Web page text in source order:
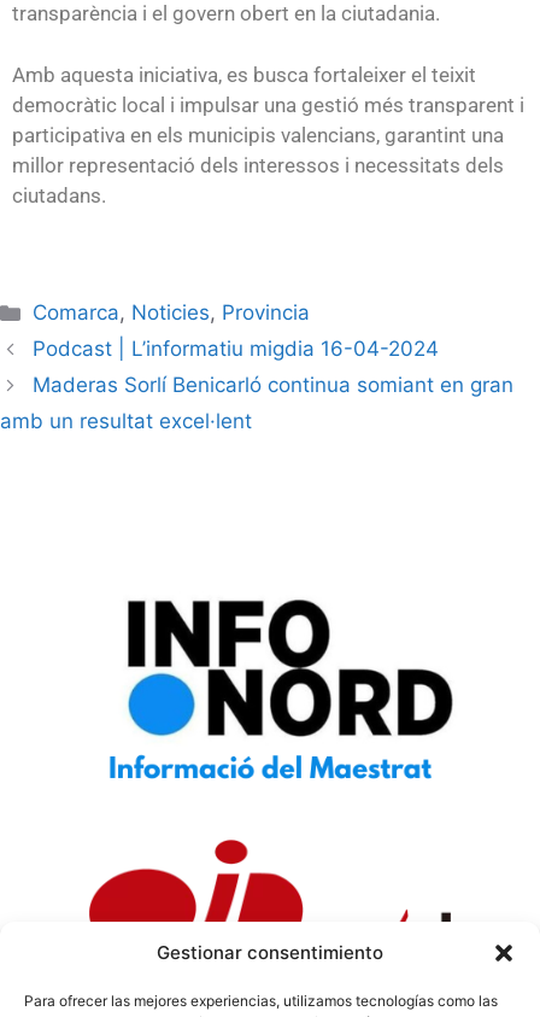
Gestionar consentimiento
Para ofrecer las mejores experiencias, utilizamos tecnologías como las
transparència i el govern obert en la ciutadania.
Amb aquesta iniciativa, es busca fortaleixer el teixit
democràtic local i impulsar una gestió més transparent i
participativa en els municipis valencians, garantint una
millor representació dels interessos i necessitats dels
ciutadans.
Comarca, Noticies, Provincia
Podcast | L’informatiu migdia 16-04-2024
Maderas Sorlí Benicarló continua somiant en gran
amb un resultat excel·lent